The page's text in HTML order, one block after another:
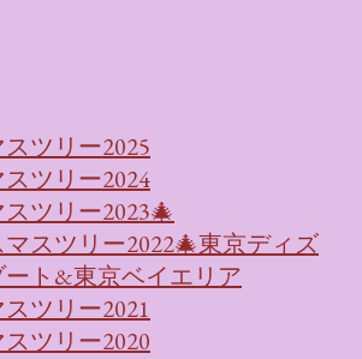
ツリー2025
ツリー2024
ツリー2023🎄
スツリー2022🎄東京ディズ
ト&東京ベイエリア
ツリー2021
ツリー2020